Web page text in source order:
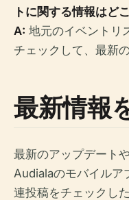
トに関する情報はど
A: 地元のイベントリ
チェックして、最新
最新情報
最新のアップデート
Audialaのモバイルア
連投稿をチェックし